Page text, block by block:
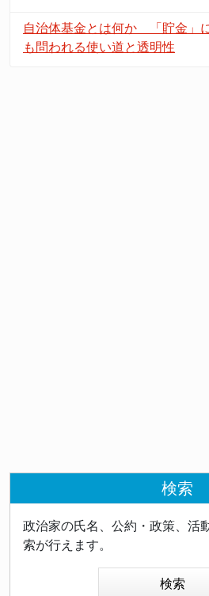
自治体基金とは何か 「貯金」
も問われる使い道と透明性
検索
政治家の氏名、公約・政策、活
索が行えます。
検索